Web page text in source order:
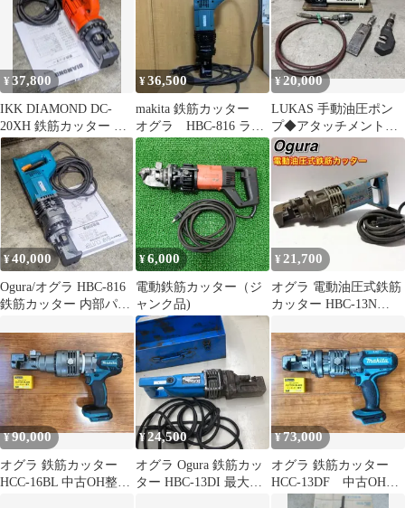
¥37,800
IKK DIAMOND DC-
20XH 鉄筋カッター 最
大切断20mm 整備品
¥36,500
makita 鉄筋カッター
オグラ HBC-816 ライ
トカッター
¥20,000
LUKAS 手動油圧ポン
プ◆アタッチメント付
き◇鉄筋カッター・ウ
エッジラム
¥40,000
Ogura/オグラ HBC-816
鉄筋カッター 内部パッ
¥6,000
電動鉄筋カッター（ジ
ャンク品)
¥ 21,700
オグラ 電動油圧式鉄筋
カッター HBC-13N
¥90,000
オグラ 鉄筋カッター
HCC-16BL 中古OH整備
¥24,500
オグラ Ogura 鉄筋カッ
ター HBC-13DI 最大切
¥73,000
オグラ 鉄筋カッター
HCC-13DF 中古OH整
備品 ★モーター＆刃 新